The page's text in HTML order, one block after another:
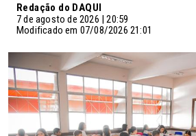
Redação do DAQUI
7 de agosto de 2026 | 20:59
Modificado em 07/08/2026 21:01